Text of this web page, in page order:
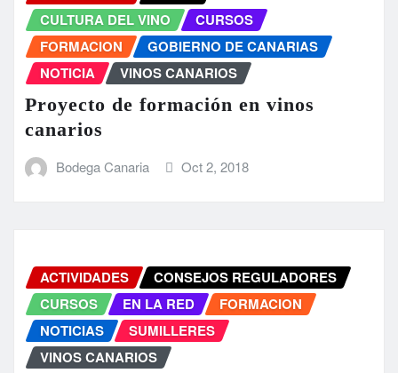
CULTURA DEL VINO
CURSOS
FORMACION
GOBIERNO DE CANARIAS
NOTICIA
VINOS CANARIOS
Proyecto de formación en vinos
canarios
Bodega Canaria Oct 2, 2018
ACTIVIDADES
CONSEJOS REGULADORES
CURSOS
EN LA RED
FORMACION
NOTICIAS
SUMILLERES
VINOS CANARIOS